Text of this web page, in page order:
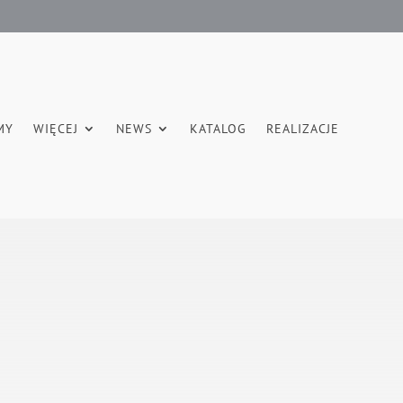
WIĘCEJ NEWS KATALOG REALIZACJE